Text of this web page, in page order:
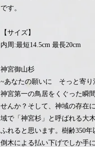
です。
【サイズ】
内周:最短14.5cm 最長20cm
神宮御山杉
~あなたの願いに そっと寄り
神宮第一の鳥居をくぐった瞬
せんか？そして、神域の存在
域で「神宮杉」と呼ばれる大
ふれると思います。樹齢350年
倒木による払い下げでしか手